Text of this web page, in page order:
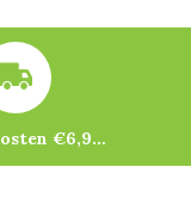
Verzendkosten €6,95 – gratis bij je eerste bestelling vanaf €200